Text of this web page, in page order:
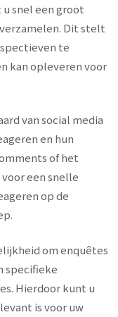
snel een groot
Dit stelt
te
kan opleveren voor
van social media
en hun
of het
een snelle
op de
om enquêtes
specifieke
Hierdoor kunt u
is voor uw